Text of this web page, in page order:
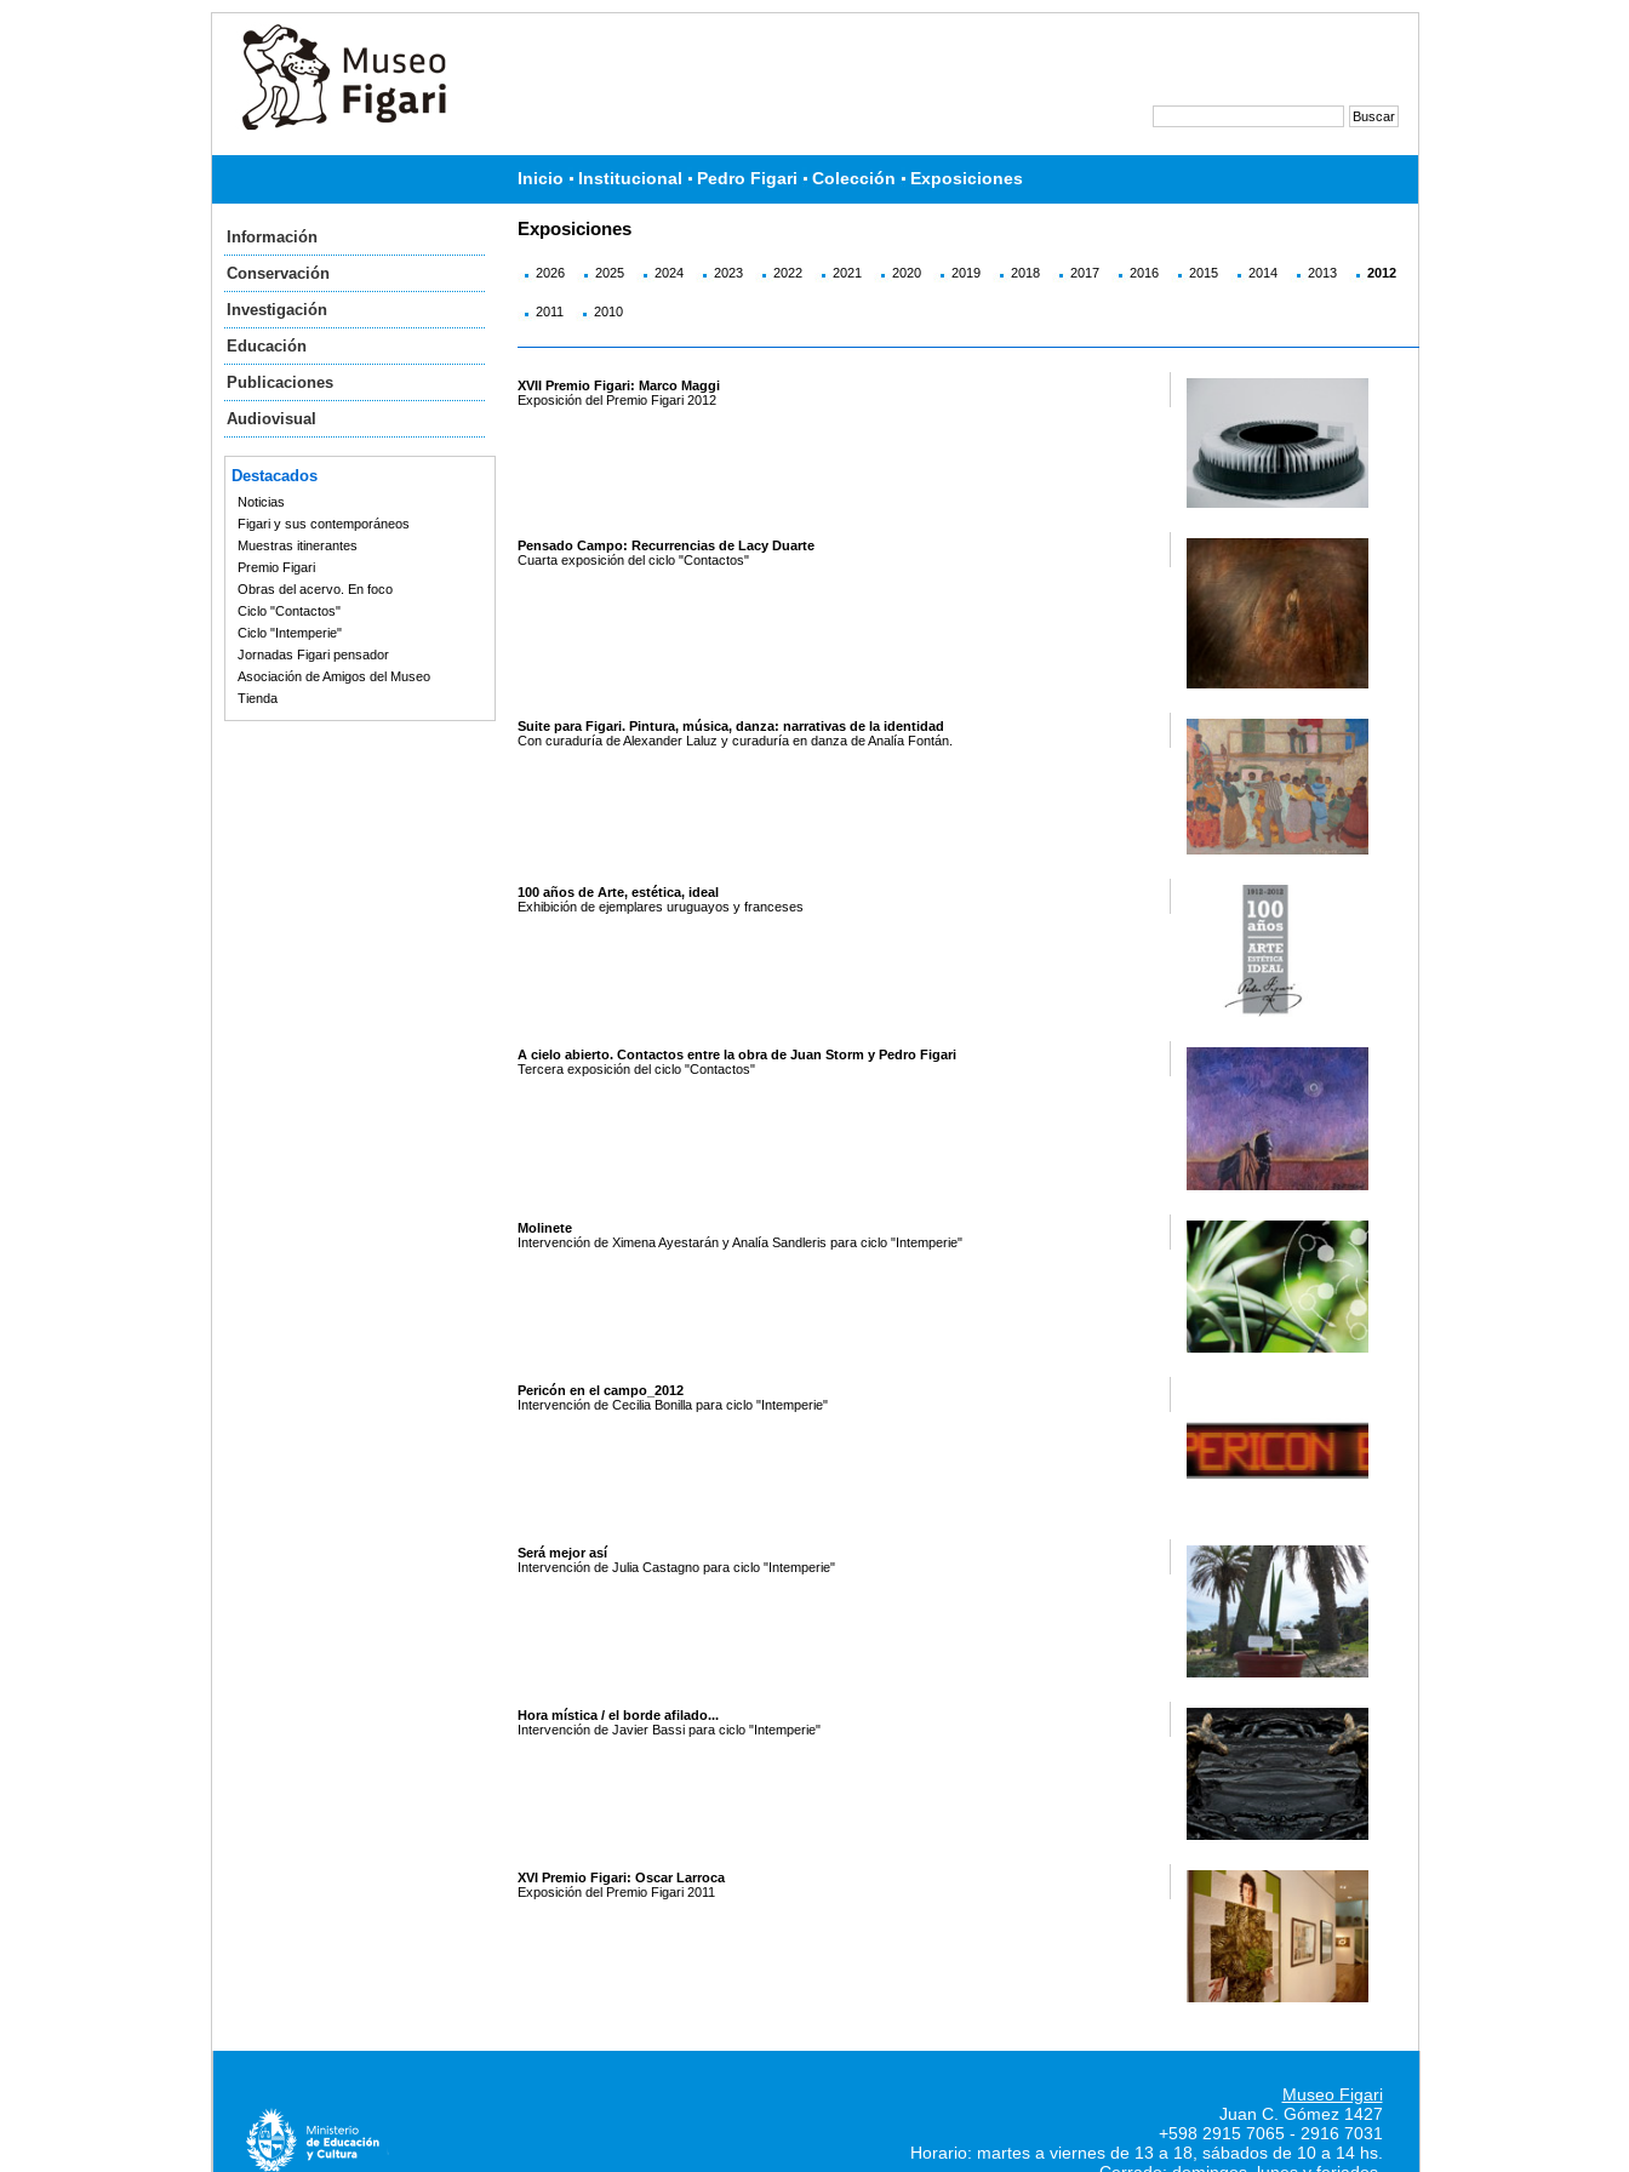
Inicio Institucional Pedro Figari Colección Exposiciones
Información
Conservación
Investigación
Educación
Publicaciones
Audiovisual
Destacados
Noticias
Figari y sus contemporáneos
Muestras itinerantes
Premio Figari
Obras del acervo. En foco
Ciclo "Contactos"
Ciclo "Intemperie"
Jornadas Figari pensador
Asociación de Amigos del Museo
Tienda
Exposiciones
2026 2025 2024 2023 2022 2021 2020 2019 2018 2017 2016 2015 2014 2013 2012
2011 2010
XVII Premio Figari: Marco Maggi
Exposición del Premio Figari 2012
Pensado Campo: Recurrencias de Lacy Duarte
Cuarta exposición del ciclo "Contactos"
Suite para Figari. Pintura, música, danza: narrativas de la identidad
Con curaduría de Alexander Laluz y curaduría en danza de Analía Fontán.
100 años de Arte, estética, ideal
Exhibición de ejemplares uruguayos y franceses
A cielo abierto. Contactos entre la obra de Juan Storm y Pedro Figari
Tercera exposición del ciclo "Contactos"
Molinete
Intervención de Ximena Ayestarán y Analía Sandleris para ciclo "Intemperie"
Pericón en el campo_2012
Intervención de Cecilia Bonilla para ciclo "Intemperie"
Será mejor así
Intervención de Julia Castagno para ciclo "Intemperie"
Hora mística / el borde afilado...
Intervención de Javier Bassi para ciclo "Intemperie"
XVI Premio Figari: Oscar Larroca
Exposición del Premio Figari 2011
Museo Figari
Juan C. Gómez 1427
+598 2915 7065 - 2916 7031
Horario: martes a viernes de 13 a 18, sábados de 10 a 14 hs.